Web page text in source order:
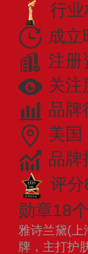
行
成立
注册
关注
品牌
美国
品牌
评
勋章18个
雅诗兰黛(上
牌，主打护